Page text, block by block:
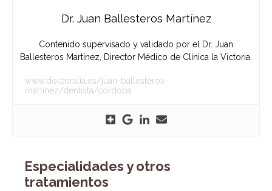
Dr. Juan Ballesteros Martínez
Contenido supervisado y validado por el Dr. Juan
Ballesteros Martínez, Director Médico de Clínica la Victoria.
www.doctoralia.es/juan-ballesteros-
martinez/dentista/cordoba
Especialidades y otros
tratamientos